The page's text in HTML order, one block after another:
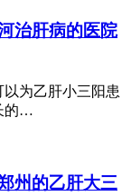
治肝病的医院
为乙肝小三阳患
的…
州的乙肝大三